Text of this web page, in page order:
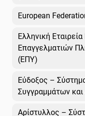
European
Ελληνική
Επαγγελματιών
(ΕΠΥ)
Εύδοξος –
Συγγραμμάτων
Αρίστυλλος –